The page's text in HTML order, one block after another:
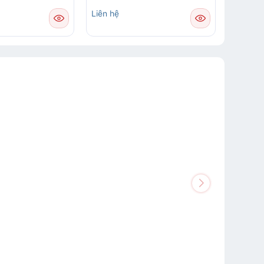
Liên hệ